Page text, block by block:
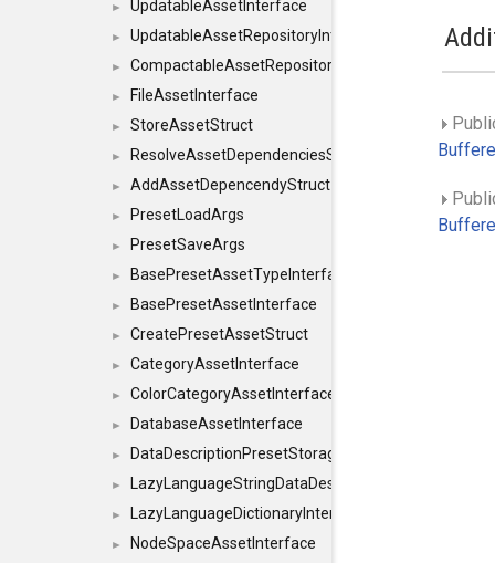
► UpdatableAssetInterface
► UpdatableAssetRepositoryInterface
► CompactableAssetRepositoryInterface
► FileAssetInterface
► StoreAssetStruct
► ResolveAssetDependenciesStruct
► AddAssetDepencendyStruct
► PresetLoadArgs
► PresetSaveArgs
► BasePresetAssetTypeInterface
► BasePresetAssetInterface
► CreatePresetAssetStruct
► CategoryAssetInterface
► ColorCategoryAssetInterface
► DatabaseAssetInterface
► DataDescriptionPresetStorageInterface
►
► LazyLanguageDictionaryInterface
► NodeSpaceAssetInterface